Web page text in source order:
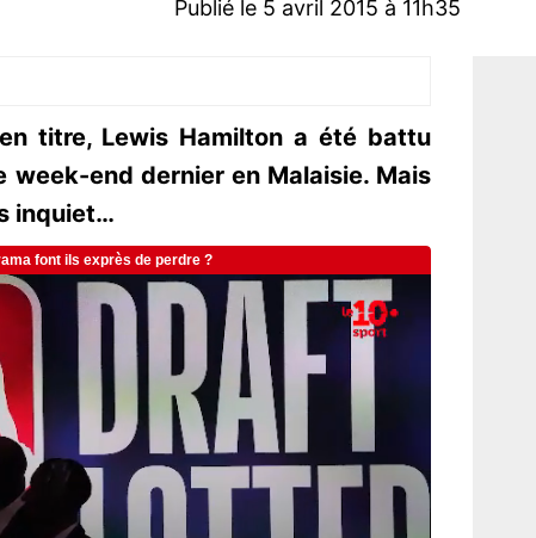
Publié le 5 avril 2015 à 11h35
titre, Lewis Hamilton a été battu
week-end dernier en Malaisie. Mais
inquiet…